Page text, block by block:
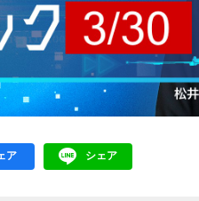
ア LINE
シェア